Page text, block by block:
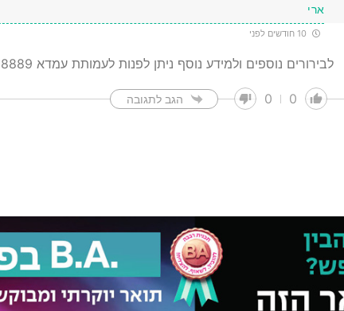
ארי
לבירורים נוספים ולמידע נוסף ניתן לפנות לעמותת עמדא 8889*
0
0 הגב לתגובה